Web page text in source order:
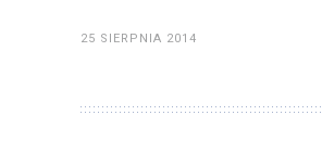
25 SIERPNIA 2014